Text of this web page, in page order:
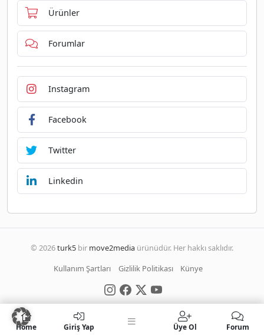
Ürünler
Forumlar
Instagram
Facebook
Twitter
Linkedin
© 2026turk5 bir move2media ürünüdür. Her hakkı saklıdır.
Kullanım Şartları
Gizlilik Politikası Künye
Home Giriş Yap Üye Ol Forum